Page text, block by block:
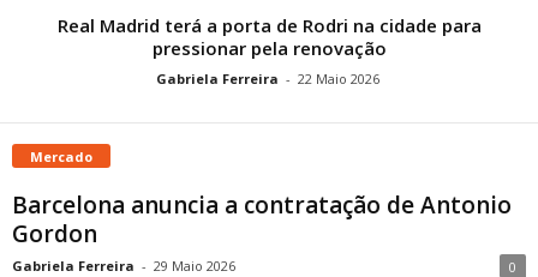
Real Madrid terá a porta de Rodri na cidade para
pressionar pela renovação
Gabriela Ferreira - 22 Maio 2026
Mercado
Barcelona anuncia a contratação de Antonio
Gordon
Gabriela Ferreira - 29 Maio 2026 0